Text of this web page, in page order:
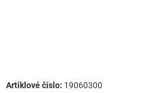
19060300